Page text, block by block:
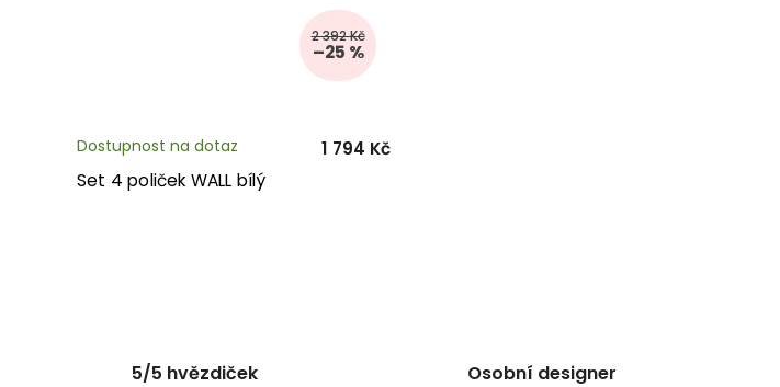
2 392 Kč
–25 %
Set 4 poliček WALL bílý
Dostupnost na dotaz 1 794 Kč
5/5 hvězdiček Osobní designer